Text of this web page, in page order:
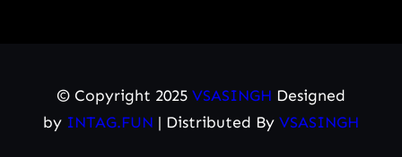
© Copyright 2025 VSASINGH Designed
by INTAG.FUN | Distributed By VSASINGH